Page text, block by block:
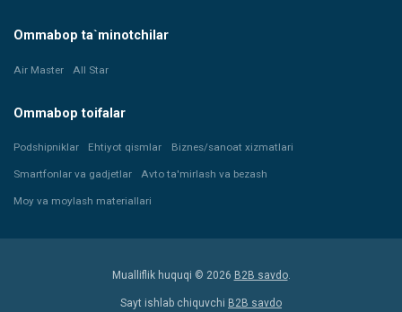
Ommabop ta`minotchilar
Air Master All Star
Ommabop toifalar
Podshipniklar Ehtiyot qismlar Biznes/sanoat xizmatlari
Smartfonlar va gadjetlar Avto ta'mirlash va bezash
Moy va moylash materiallari
Mualliflik huquqi © 2026 B2B savdo.
Sayt ishlab chiquvchi B2B savdo